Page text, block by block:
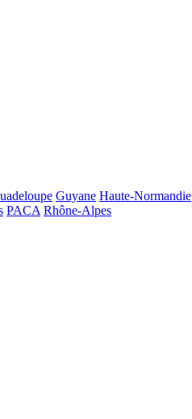
Guyane Haute-Normandie
PACA Rhône-Alpes